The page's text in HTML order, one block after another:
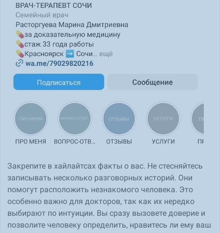
Закрепите в хайлайтсах факты о вас. Не стесняйтесь
записывать несколько разговорных историй. Они
помогут расположить незнакомого человека. Это
особенно важно для докторов, так как их нередко
выбирают по интуиции. Вы сразу вызовете доверие и
позволите человеку определить, нравитесь ли ему ваш